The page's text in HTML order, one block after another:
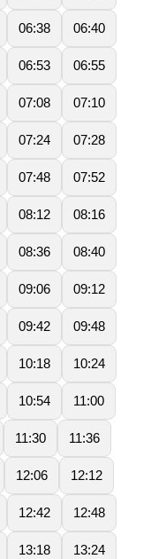
06:38 06:40
06:53 06:55
07:08 07:10
07:24 07:28
07:48 07:52
08:12 08:16
08:36 08:40
09:06 09:12
09:42 09:48
10:18 10:24
10:54 11:00
11:30 11:36
12:06 12:12
12:42 12:48
13:18 13:24